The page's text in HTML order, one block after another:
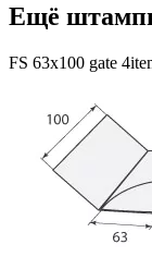
Ещё
FS 63x100 gate